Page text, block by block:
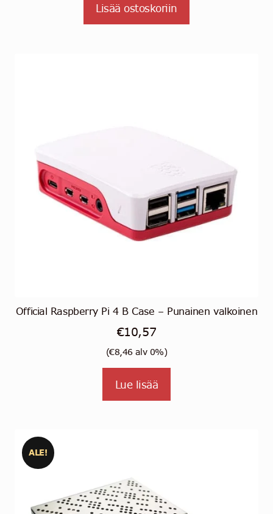
Lisää ostoskoriin
Official Raspberry Pi 4 B Case – Punainen valkoinen
€10,57
(€8,46alv 0%)
Lue lisää
ALE!